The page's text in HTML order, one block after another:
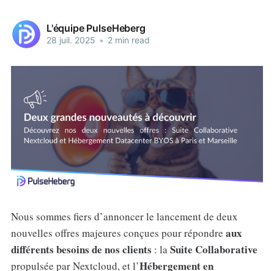
L'équipe PulseHeberg
28 juil. 2025 • 2 min read
Nous sommes fiers d’annoncer le lancement de deux
nouvelles offres majeures conçues pour répondre aux
différents besoins de nos clients : laSuite Collaborative
propulsée par Nextcloud, et l’Hébergement en